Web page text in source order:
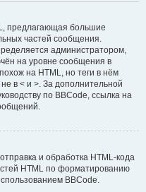
предлагающая большие
частей сообщения.
администратором,
на уровне сообщения в
на HTML, но теги в нём
в < и >. За дополнительной
по BBCode, ссылка на
и обработка HTML-кода
HTML по форматированию
BBCode.